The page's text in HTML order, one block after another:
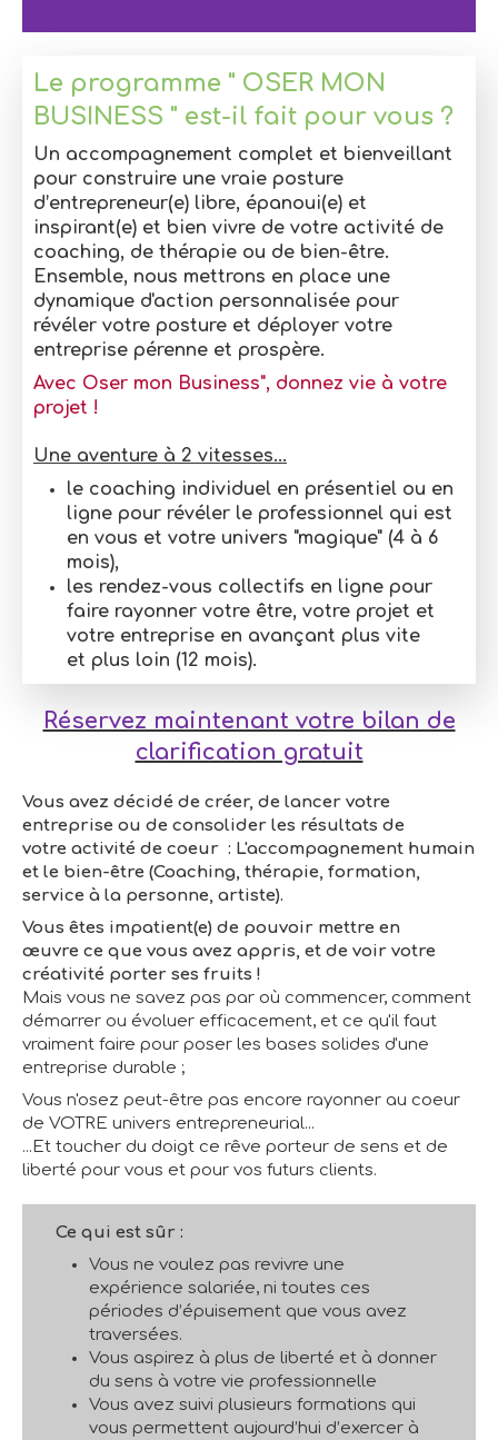
Le programme " OSER MON
BUSINESS " est-il fait pour vous ?
Un accompagnement complet et bienveillant
pour construire une vraie posture
d’entrepreneur(e) libre, épanoui(e) et
inspirant(e) et bien vivre de votre activité de
coaching, de thérapie ou de bien-être.
Ensemble, nous mettrons en place une
dynamique d'action personnalisée pour
révéler votre posture et déployer votre
entreprise pérenne et prospère.
Avec Oser mon Business", donnez vie à votre
projet !
Une aventure à 2 vitesses...
le coaching individuel en présentiel ou en
ligne pour révéler le professionnel qui est
en vous et votre univers "magique" (4 à 6
mois),
les rendez-vous collectifs en ligne pour
faire rayonner votre être, votre projet et
votre entreprise en avançant plus vite
et plus loin (12 mois).
Réservez maintenant votre bilan de
clarification gratuit
Vous avez décidé de créer, de lancer votre
entreprise ou de consolider les résultats de
votre activité de coeur : L'accompagnement humain
et le bien-être (Coaching, thérapie, formation,
service à la personne, artiste).
Vous êtes impatient(e) de pouvoir mettre en
œuvre ce que vous avez appris, et de voir votre
créativité porter ses fruits !
Mais vous ne savez pas par où commencer, comment
démarrer ou évoluer efficacement, et ce qu'il faut
vraiment faire pour poser les bases solides d'une
entreprise durable ;
Vous n'osez peut-être pas encore rayonner au coeur
de VOTRE univers entrepreneurial...
...Et toucher du doigt ce rêve porteur de sens et de
liberté pour vous et pour vos futurs clients.
Ce qui est sûr :
Vous ne voulez pas revivre une
expérience salariée, ni toutes ces
périodes d’épuisement que vous avez
traversées.
Vous aspirez à plus de liberté et à donner
du sens à votre vie professionnelle
Vous avez suivi plusieurs formations qui
vous permettent aujourd’hui d’exercer à